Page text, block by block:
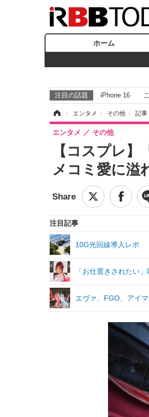
ホーム
注目の話題 iPhone 16
› エンタメ › その他 › 記事
【コスプレ
メコミ愛に溢
エンタメ その他
注目記事
10G光回線導入レポ
「お仕置きされたい
エヴァ、FGO、アイ